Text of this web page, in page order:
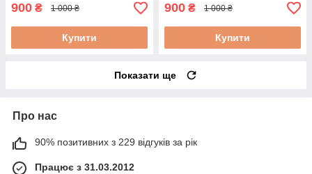
900 ₴ 1 000 ₴
Купити
900 ₴ 1 000 ₴
Купити
Показати ще
Про нас
90% позитивних з 229 відгуків за рік
Працює з 31.03.2012